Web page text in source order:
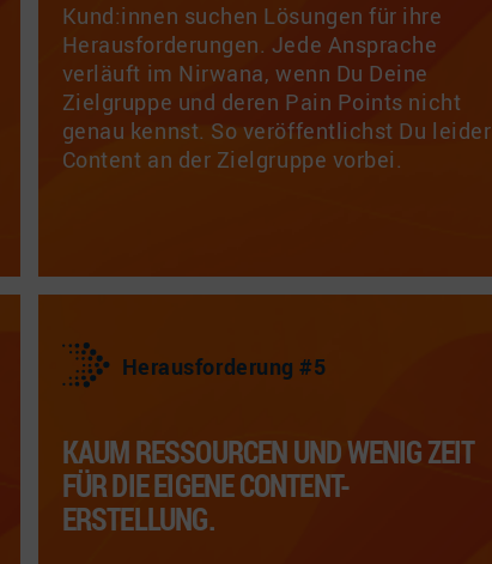
Kund:innen suchen Lösungen für ihre
Herausforderungen. Jede Ansprache
verläuft im Nirwana, wenn Du Deine
Zielgruppe und deren Pain Points nicht
genau kennst. So veröffentlichst Du leider
Content an der Zielgruppe vorbei.
Herausforderung #5
KAUM RESSOURCEN UND WENIG ZEIT
FÜR DIE EIGENE CONTENT-
ERSTELLUNG.